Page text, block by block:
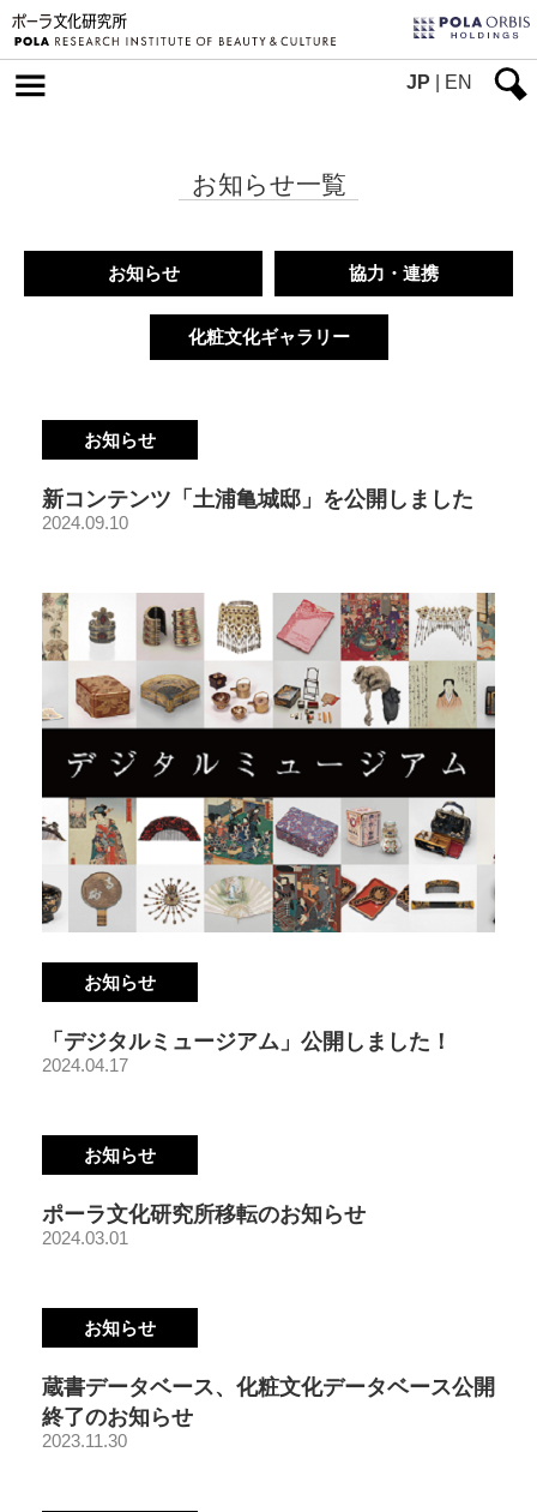
JP EN
お知らせ一覧
お知らせ 協力・連携
化粧文化ギャラリー
お知らせ
新コンテンツ「土浦亀城邸」を公開しました
2024.09.10
お知らせ
「デジタルミュージアム」公開しました！
2024.04.17
お知らせ
ポーラ文化研究所移転のお知らせ
2024.03.01
お知らせ
蔵書データベース、化粧文化データベース公開
終了のお知らせ
2023.11.30